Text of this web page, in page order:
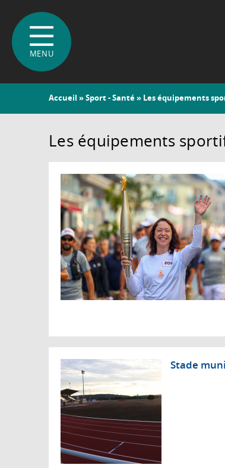
Vous
êtes
Accueil »Sport - Santé» Les équipements
Les équipements
Stade